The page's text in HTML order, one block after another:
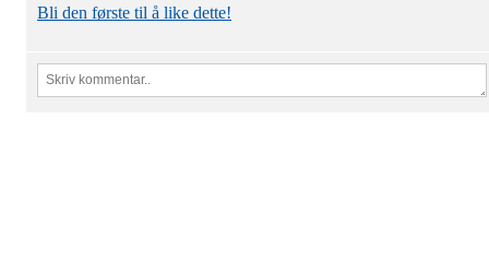
Bli den første til å like dette!